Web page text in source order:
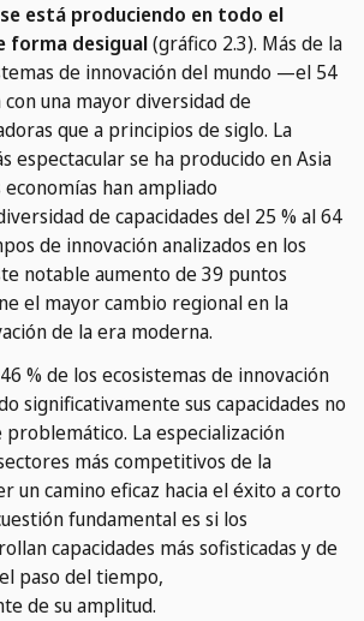
está produciendo en todo el
forma desigual(gráfico 2.3). Más de la
de innovación del mundo —el 54
una mayor diversidad de
que a principios de siglo. La
espectacular se ha producido en Asia
han ampliado
de capacidades del 25 % al 64
de innovación analizados en los
notable aumento de 39 puntos
el mayor cambio regional en la
de la era moderna.
% de los ecosistemas de innovación
significativamente sus capacidades no
La especialización
más competitivos de la
un camino eficaz hacia el éxito a corto
fundamental es si los
capacidades más sofisticadas y de
paso del tiempo,
de su amplitud.